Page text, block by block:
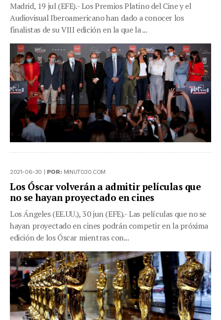
Madrid, 19 jul (EFE).- Los Premios Platino del Cine y el
Audiovisual Iberoamericano han dado a conocer los
finalistas de su VIII edición en la que la ...
2021-06-30 | POR: MINUTO30.COM
Los Óscar volverán a admitir películas que
no se hayan proyectado en cines
Los Ángeles (EE.UU.), 30 jun (EFE).- Las películas que no se
hayan proyectado en cines podrán competir en la próxima
edición de los Óscar mientras con...